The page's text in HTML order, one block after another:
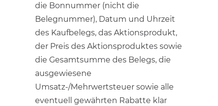
die Bonnummer (nicht die
Belegnummer), Datum und Uhrzeit
des Kaufbelegs, das Aktionsprodukt,
der Preis des Aktionsproduktes sowie
die Gesamtsumme des Belegs, die
ausgewiesene
Umsatz-/Mehrwertsteuer sowie alle
eventuell gewährten Rabatte klar